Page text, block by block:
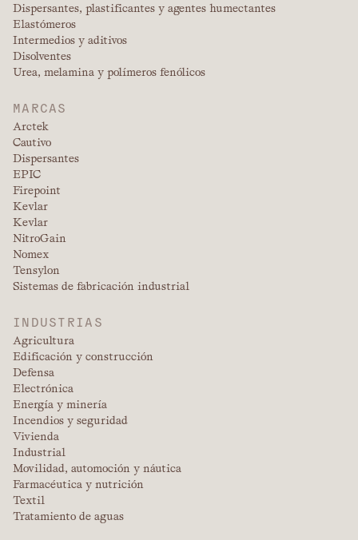
Dispersantes, plastificantes y agentes humectantes
Elastómeros
Intermedios y aditivos
Disolventes
Urea, melamina y polímeros fenólicos
MARCAS
Arctek
Cautivo
Dispersantes
EPIC
Firepoint
Kevlar
Kevlar
NitroGain
Nomex
Tensylon
Sistemas de fabricación industrial
INDUSTRIAS
Agricultura
Edificación y construcción
Defensa
Electrónica
Energía y minería
Incendios y seguridad
Vivienda
Industrial
Movilidad, automoción y náutica
Farmacéutica y nutrición
Textil
Tratamiento de aguas